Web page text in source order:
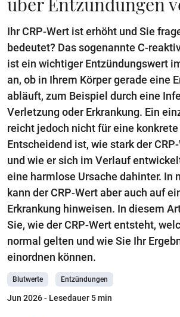
Ihr CRP-Wert ist erhöht und Sie
bedeutet? Das sogenannte C-
ist ein wichtiger Entzündungswert
an, ob in Ihrem Körper gerade eine
abläuft, zum Beispiel durch eine
Verletzung oder Erkrankung. Ein
reicht jedoch nicht für eine
Entscheidend ist, wie stark der
und wie er sich im Verlauf
eine harmlose Ursache dahinter. In
kann der CRP-Wert aber auch auf
Erkrankung hinweisen. In diesem
Sie, wie der CRP-Wert entsteht,
normal gelten und wie Sie Ihr
einordnen können.
Blutwerte Entzündungen
Jun 2026- Lesedauer 5 min